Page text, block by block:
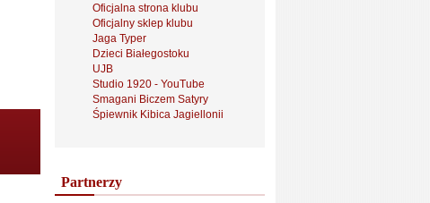
Oficjalna strona klubu
Oficjalny sklep klubu
Jaga Typer
Dzieci Białegostoku
UJB
Studio 1920 - YouTube
Smagani Biczem Satyry
Śpiewnik Kibica Jagiellonii
Partnerzy